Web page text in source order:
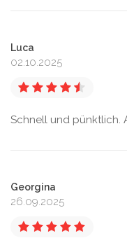
Luca
02.10.2025
Schnell und pünktlich.
Georgina
26.09.2025